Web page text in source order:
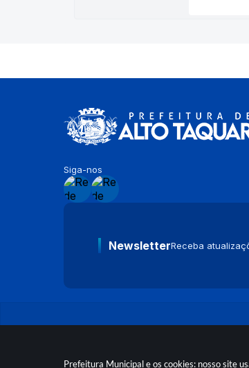
Prefeitura Municipal e os cookies: nosso site
Siga-nos
NewsletterReceba